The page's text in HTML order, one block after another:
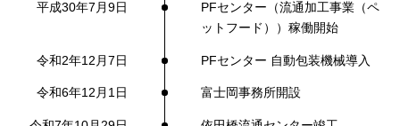
平成30年7月9日
PFセンター（流通加工事業（ペ
ットフード））稼働開始
令和2年12月7日 PFセンター 自動包装機械導入
令和6年12月1日 富士岡事務所開設